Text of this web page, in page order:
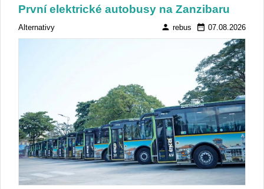
První elektrické autobusy na Zanzibaru
Alternativy person rebus date_range 07.08.2026